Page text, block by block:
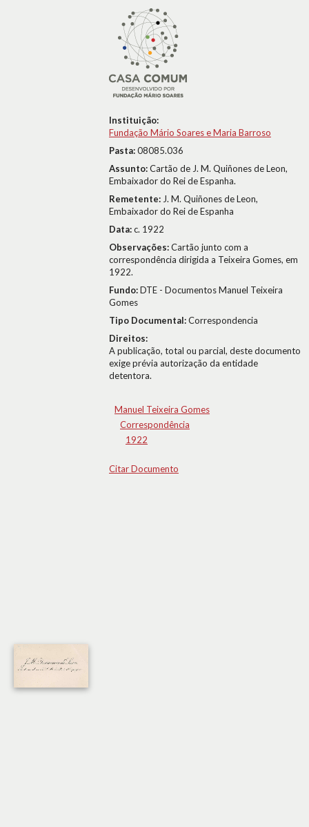
Instituição:
Fundação Mário Soares e Maria Barroso
Pasta:08085.036
Assunto:Cartão de J. M. Quiñones de Leon,
Embaixador do Rei de Espanha.
Remetente: J. M. Quiñones de Leon,
Embaixador do Rei de Espanha
Data:c. 1922
Observações:Cartão junto com a
correspondência dirigida a Teixeira Gomes, em
1922.
Fundo:DTE - Documentos Manuel Teixeira
Gomes
Tipo Documental:Correspondencia
Direitos:
A publicação, total ou parcial, deste documento
exige prévia autorização da entidade
detentora.
Manuel Teixeira Gomes
Correspondência
1922
Citar Documento